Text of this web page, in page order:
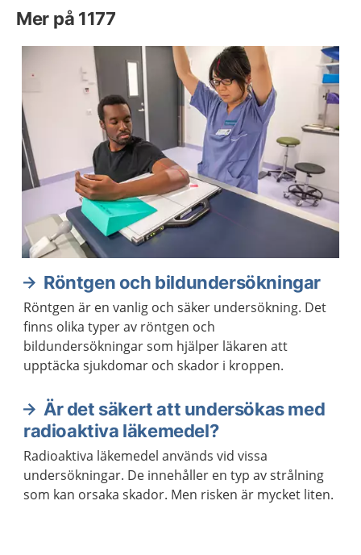
Mer på 1177
Röntgen och bildundersökningar
Röntgen är en vanlig och säker undersökning. Det
finns olika typer av röntgen och
bildundersökningar som hjälper läkaren att
upptäcka sjukdomar och skador i kroppen.
Är det säkert att undersökas med
radioaktiva läkemedel?
Radioaktiva läkemedel används vid vissa
undersökningar. De innehåller en typ av strålning
som kan orsaka skador. Men risken är mycket liten.